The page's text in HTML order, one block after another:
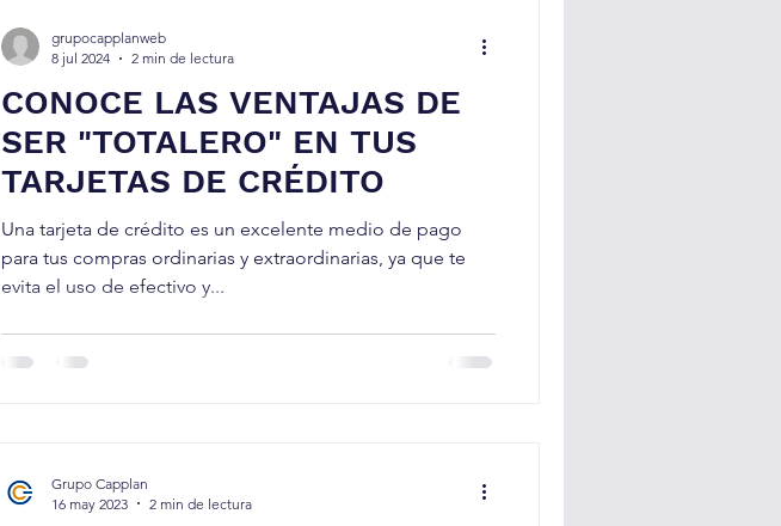
CONOCE LAS VENTAJAS DE
SER "TOTALERO" EN TUS
TARJETAS DE CRÉDITO
Una tarjeta de crédito es un excelente medio de pago
para tus compras ordinarias y extraordinarias, ya que te
evita el uso de efectivo y...
grupocapplanweb
8 jul 2024
2 min de lectura
Grupo Capplan
16 may 2023
2 min de lectura